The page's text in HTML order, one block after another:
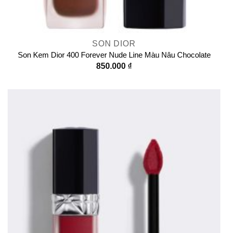
SON DIOR
Son Kem Dior 400 Forever Nude Line Màu Nâu Chocolate
850.000 ₫